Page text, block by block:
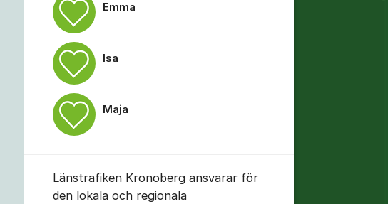
Emma
Isa
Maja
Länstrafiken Kronoberg ansvarar för
den lokala och regionala